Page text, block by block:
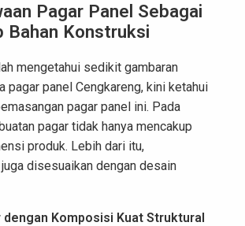
Pagar Panel Sebagai
Bahan Konstruksi
mengetahui sedikit gambaran
pagar panel Cengkareng, kini ketahui
pagar panel ini. Pada
pagar tidak hanya mencakup
produk. Lebih dari itu,
disesuaikan dengan desain
dengan Komposisi Kuat Struktural